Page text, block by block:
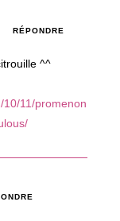
RÉPONDRE
^^
11/promenon